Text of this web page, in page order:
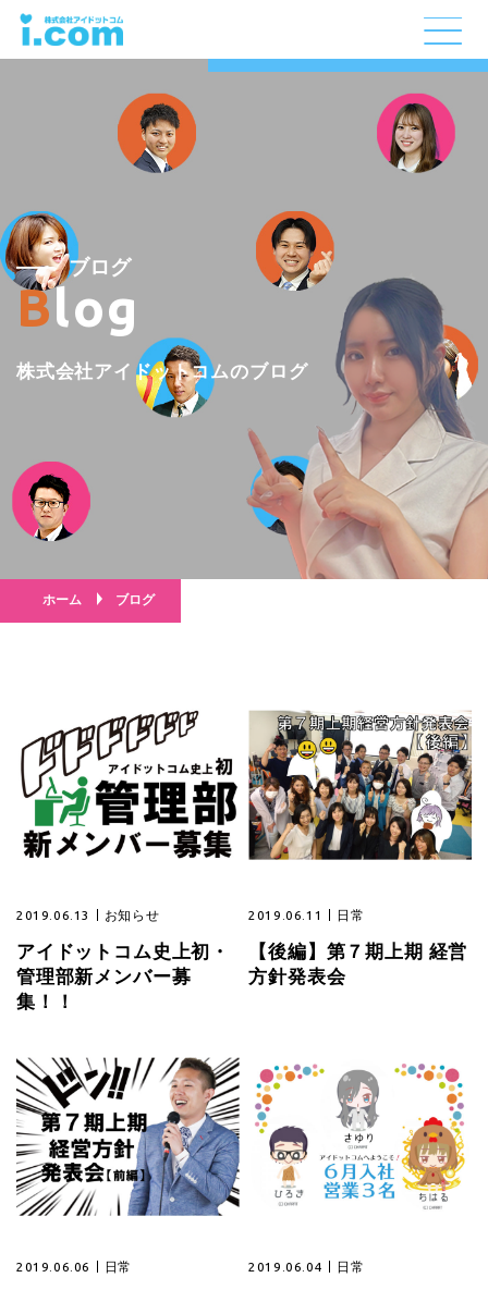
ブログ
Blog
株式会社アイドットコムのブログ
ホーム ブログ
2019.06.13 お知らせ
アイドットコム史上初・
管理部新メンバー募
集！！
2019.06.11 日常
【後編】第７期上期 経営
方針発表会
2019.06.06 日常 2019.06.04 日常